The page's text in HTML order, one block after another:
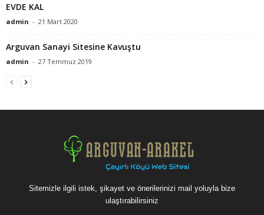
EVDE KAL
admin - 21 Mart 2020
Arguvan Sanayi Sitesine Kavuştu
admin - 27 Temmuz 2019
Sitemizle ilgili istek, şikayet ve önerilerinizi mail yoluyla bize
ulaştırabilirsiniz